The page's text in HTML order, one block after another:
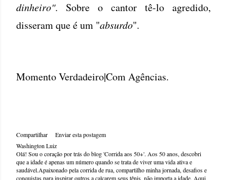
dinheiro". Sobre o cantor tê-lo agredido,
disseram que é um "absurdo".
Momento Verdadeiro|Com Agências.
Compartilhar
Enviar esta postagem
Washington Luiz
Olá! Sou o coração por trás do blog 'Corrida aos 50+'. Aos 50 anos, descobri
que a idade é apenas um número quando se trata de viver uma vida ativa e
saudável.Apaixonado pela corrida de rua, compartilho minha jornada, desafios e
conquistas para inspirar outros a calçarem seus tênis, não importa a idade. Aqui,